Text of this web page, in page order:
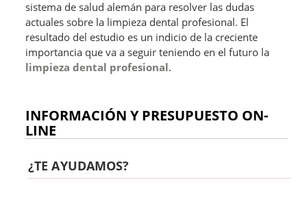
sistema de salud alemán para resolver las dudas
actuales sobre la limpieza dental profesional. El
resultado del estudio es un indicio de la creciente
importancia que va a seguir teniendo en el futuro la
limpieza dental profesional .
INFORMACIÓN Y PRESUPUESTO ON-
LINE
¿TE AYUDAMOS?